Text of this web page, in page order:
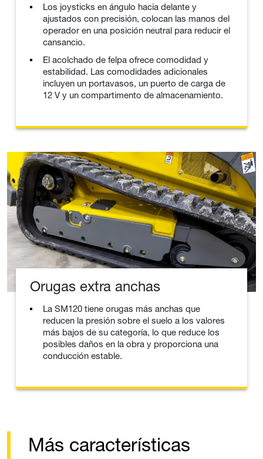
Los joysticks en ángulo hacia delante y
ajustados con precisión, colocan las manos del
operador en una posición neutral para reducir el
cansancio.
El acolchado de felpa ofrece comodidad y
estabilidad. Las comodidades adicionales
incluyen un portavasos, un puerto de carga de
12 V y un compartimento de almacenamiento.
Orugas extra anchas
La SM120 tiene orugas más anchas que
reducen la presión sobre el suelo a los valores
más bajos de su categoría, lo que reduce los
posibles daños en la obra y proporciona una
conducción estable.
Más características